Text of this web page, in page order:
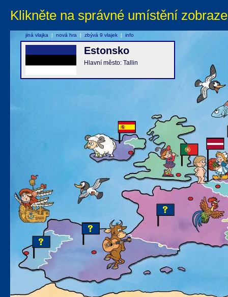
Klikněte na správné umístění
Estonsko
Hlavní město: Tallin
jiná vlajka | nová hra | zbývá 9 vlajek | info